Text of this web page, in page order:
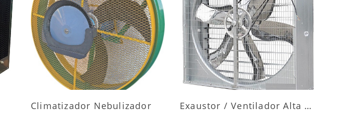
MAIS INFORMAÇÕES
Climatizador Nebulizador
MAIS INFORMAÇÕES
Exaustor / Ventilador Alta Vazão